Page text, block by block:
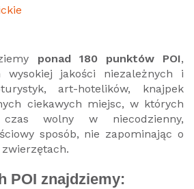
ponad 180 punktów POI,
wysokiej jakości niezależnych i
art-hotelików, knajpek
ciekawych miejsc, w których
wolny w niecodzienny,
sposób, nie zapominając o
POI znajdziemy: